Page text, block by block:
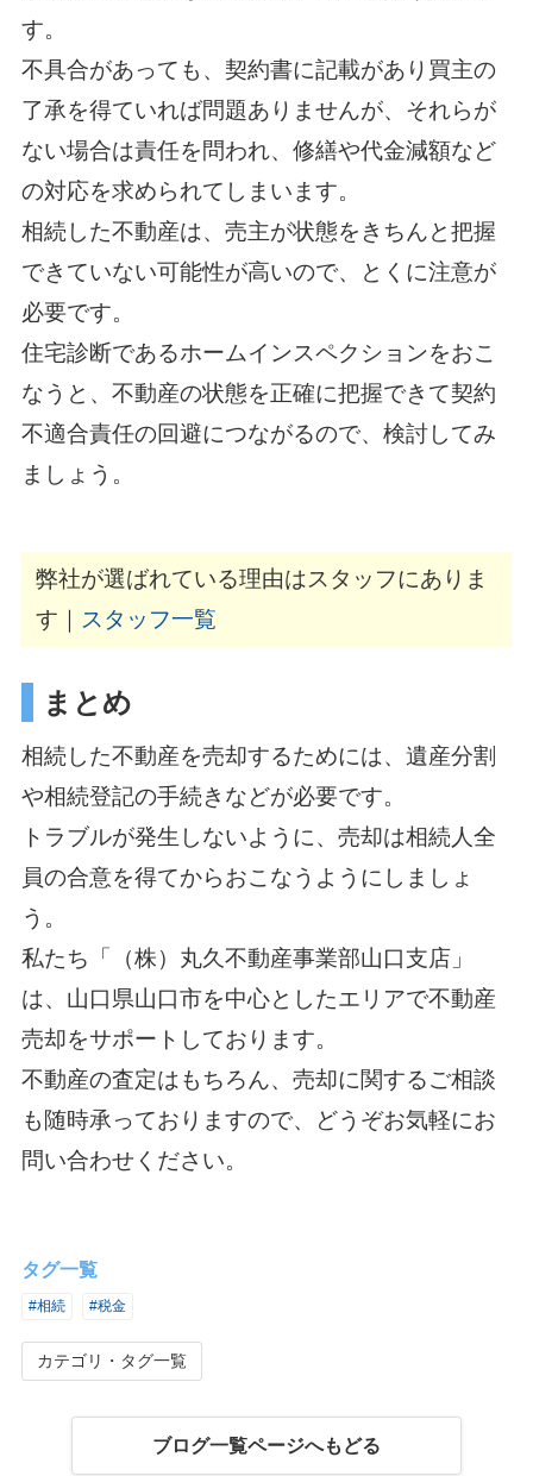
す。
不具合があっても、契約書に記載があり買主の
了承を得ていれば問題ありませんが、それらが
ない場合は責任を問われ、修繕や代金減額など
の対応を求められてしまいます。
相続した不動産は、売主が状態をきちんと把握
できていない可能性が高いので、とくに注意が
必要です。
住宅診断であるホームインスペクションをおこ
なうと、不動産の状態を正確に把握できて契約
不適合責任の回避につながるので、検討してみ
ましょう。
弊社が選ばれている理由はスタッフにありま
す｜
スタッフ一覧
まとめ
相続した不動産を売却するためには、遺産分割
や相続登記の手続きなどが必要です。
トラブルが発生しないように、売却は相続人全
員の合意を得てからおこなうようにしましょ
う。
私たち「（株）丸久不動産事業部山口支店」
は、山口県山口市を中心としたエリアで不動産
売却をサポートしております。
不動産の査定はもちろん、売却に関するご相談
も随時承っておりますので、どうぞお気軽にお
問い合わせください。
タグ一覧
#相続 #税金
カテゴリ・タグ一覧
ブログ一覧ページへもどる